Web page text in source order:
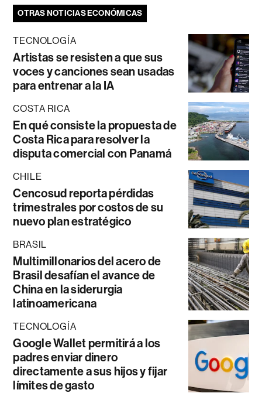
OTRAS NOTICIAS ECONÓMICAS
TECNOLOGÍA
Artistas se resisten a que sus
voces y canciones sean usadas
para entrenar a la IA
COSTA RICA
En qué consiste la propuesta de
Costa Rica para resolver la
disputa comercial con Panamá
CHILE
Cencosud reporta pérdidas
trimestrales por costos de su
nuevo plan estratégico
BRASIL
Multimillonarios del acero de
Brasil desafían el avance de
China en la siderurgia
latinoamericana
TECNOLOGÍA
Google Wallet permitirá a los
padres enviar dinero
directamente a sus hijos y fijar
límites de gasto